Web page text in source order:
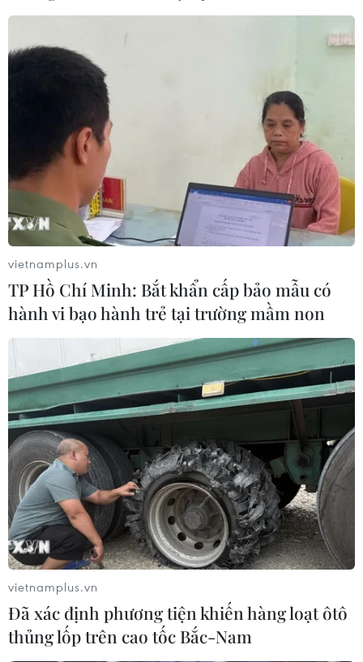
vietnamplus.vn
TP Hồ Chí Minh: Bắt khẩn cấp bảo mẫu có
hành vi bạo hành trẻ tại trường mầm non
vietnamplus.vn
Đã xác định phương tiện khiến hàng loạt ôtô
thủng lốp trên cao tốc Bắc-Nam